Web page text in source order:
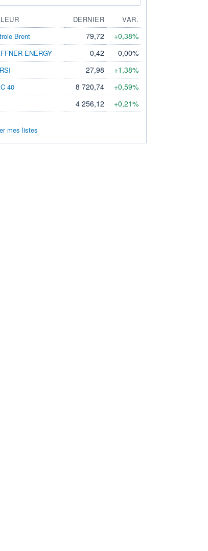
DERNIER
VAR.
Brent
79,72 +0,38%
ENERGY 0,42 0,00%
27,98 +1,38%
40 8 720,74 +0,59%
4 256,12 +0,21%
mes listes